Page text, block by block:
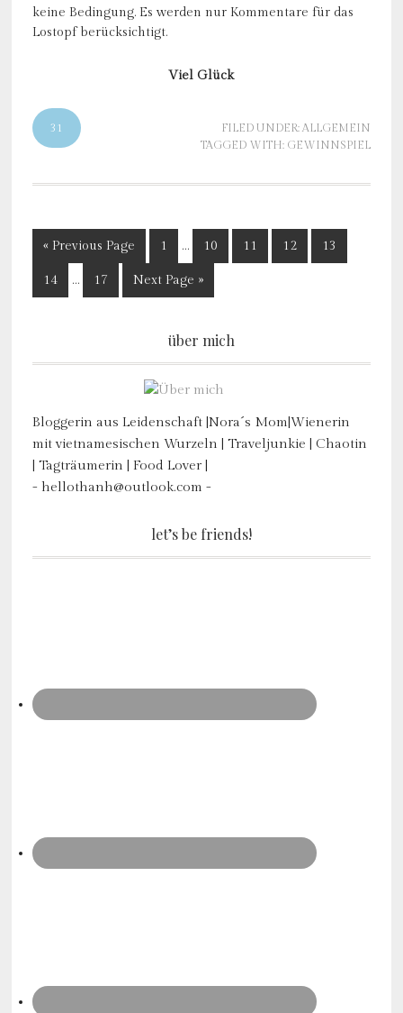
keine Bedingung. Es werden nur Kommentare für das
Lostopf berücksichtigt.
Viel Glück
31 FILED UNDER:ALLGEMEIN
TAGGED WITH: GEWINNSPIEL
« Previous Page 1 … 10 11 12 13
14 … 17 Next Page »
über mich
Bloggerin aus Leidenschaft |Nora´s Mom|Wienerin
mit vietnamesischen Wurzeln | Traveljunkie | Chaotin
| Tagträumerin | Food Lover |
- hellothanh@outlook.com -
let’s be friends!